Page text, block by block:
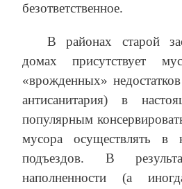
безответственное.
В районах старой
домах присутствует
«врожденных»
антисанитария) в
популярным
мусора осуществлять в
подъездов. В
наполненности (а